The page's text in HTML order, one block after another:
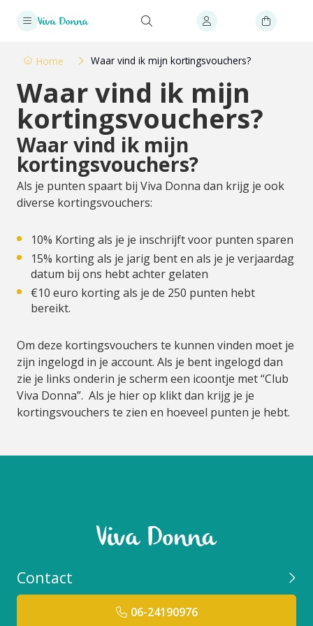
Home Waar vind ik mijn kortingsvouchers?
Waar vind ik mijn
kortingsvouchers?
Waar vind ik mijn
kortingsvouchers?
Als je punten spaart bij Viva Donna dan krijg je ook
diverse kortingsvouchers:
10% Korting als je je inschrijft voor punten sparen
15% korting als je jarig bent en als je je verjaardag
datum bij ons hebt achter gelaten
€10 euro korting als je de 250 punten hebt
bereikt.
Om deze kortingsvouchers te kunnen vinden moet je
zijn ingelogd in je account. Als je bent ingelogd dan
zie je links onderin je scherm een icoontje met “Club
Viva Donna”. Als je hier op klikt dan krijg je je
kortingsvouchers te zien en hoeveel punten je hebt.
Contact
06-24190976